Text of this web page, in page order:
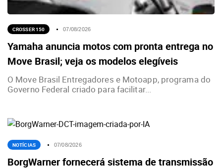
CROSSER 150 07/08/2026
Yamaha anuncia motos com pronta entrega no
Move Brasil; veja os modelos elegíveis
O Move Brasil Entregadores e Motoapp, programa do
Governo Federal criado para facilitar...
NOTÍCIAS 07/08/2026
BorgWarner fornecerá sistema de transmissão